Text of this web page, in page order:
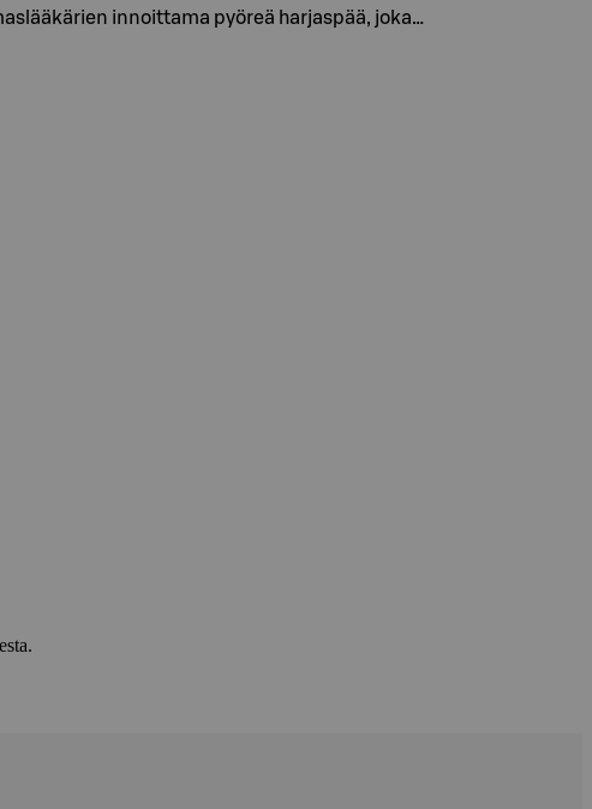
innoittama pyöreä harjaspää, joka…